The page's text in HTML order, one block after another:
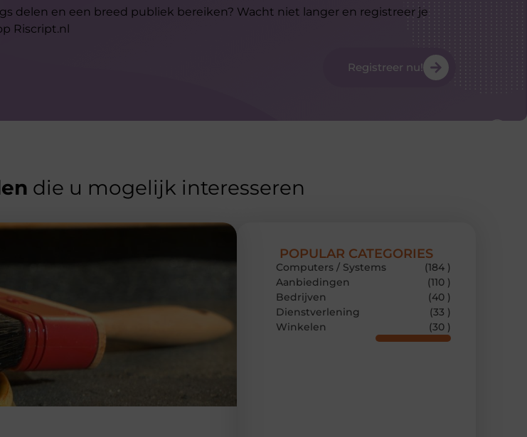
delen en een breed publiek bereiken? Wacht niet langer en registreer je
Riscript.nl
Registreer nu!
die u mogelijk interesseren
POPULAR CATEGORIES
Computers / Systems
(184 )
Aanbiedingen
(110 )
Bedrijven
(40 )
Dienstverlening
(33 )
Winkelen
(30 )